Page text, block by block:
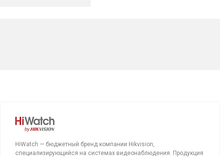
HiWatch — бюджетный бренд компании Hikvision,
специализирующийся на системах видеонаблюдения. Продукция